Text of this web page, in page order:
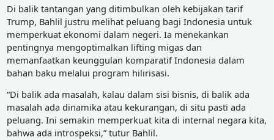
Di balik tantangan yang ditimbulkan oleh kebijakan tarif
Trump, Bahlil justru melihat peluang bagi Indonesia untuk
memperkuat ekonomi dalam negeri. Ia menekankan
pentingnya mengoptimalkan lifting migas dan
memanfaatkan keunggulan komparatif Indonesia dalam
bahan baku melalui program hilirisasi.
“Di balik ada masalah, kalau dalam sisi bisnis, di balik ada
masalah ada dinamika atau kekurangan, di situ pasti ada
peluang. Ini semakin memperkuat kita di internal negara kita,
bahwa ada introspeksi,” tutur Bahlil.